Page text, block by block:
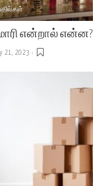
என்றால் என்ன?
21, 2023